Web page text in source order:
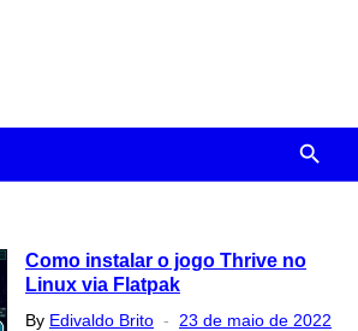
Como instalar o jogo Thrive no
Linux via Flatpak
By Edivaldo Brito
Posted
23 de maio de 2022